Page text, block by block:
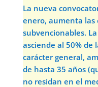
La nueva
enero, aumenta las
subvencionables.
asciende al 50% de
carácter general,
de hasta 35 años
no residan en el